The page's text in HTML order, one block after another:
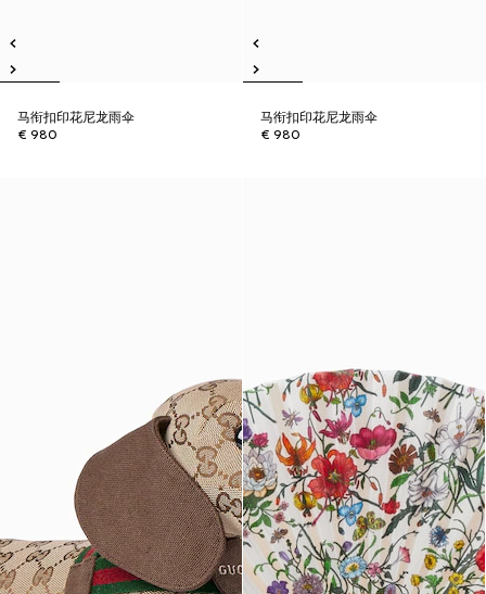
马衔扣印花尼龙雨伞
€ 980
马衔扣印花尼龙雨伞
€ 980